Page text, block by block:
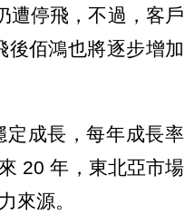
遭停飛，不過，客戶
後佰鴻也將逐步增加
成長，每年成長率
20 年，東北亞市場
來源。